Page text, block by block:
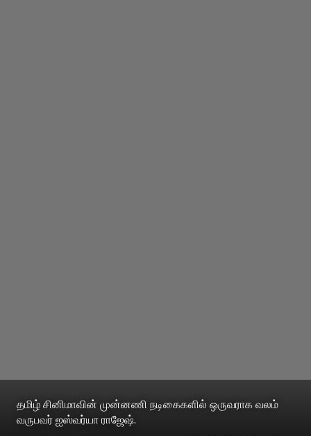
தமிழ் சினிமாவின் முன்னணி நடிகைகளில் ஒருவராக வலம்
வருபவர் ஐஸ்வர்யா ராஜேஷ்.